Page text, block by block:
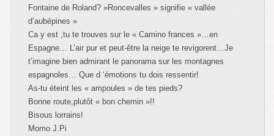
Fontaine de Roland? »Roncevalles » signifie « vallée
d’aubépines »
Ca y est ,tu te trouves sur le « Camino frances »…en
Espagne… L’air pur et peut-être la neige te revigorent…Je
t’imagine bien admirant le panorama sur les montagnes
espagnoles… Que d ‘émotions tu dois ressentir!
As-tu éteint les « ampoules » de tes pieds?
Bonne route,plutôt « bon chemin »!!
Bisous lorrains!
Momo J.Pi